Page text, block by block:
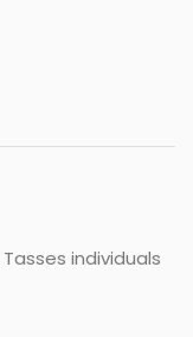
Tasses individuals